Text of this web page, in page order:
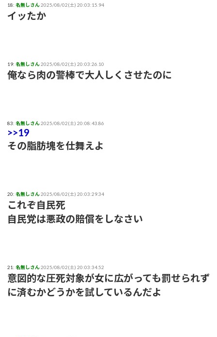
18: 名無しさん2025/08/02(土) 20:03:15.94
イッたか
19: 名無しさん2025/08/02(土) 20:03:26.10
俺なら肉の警棒で大人しくさせたのに
83: 名無しさん2025/08/02(土) 20:08:43.86
>>19
その脂肪塊を仕舞えよ
20: 名無しさん2025/08/02(土) 20:03:29.34
これぞ自民死
自民党は悪政の賠償をしなさい
21: 名無しさん2025/08/02(土) 20:03:34.52
意図的な圧死対象が女に広がっても罰せられず
に済むかどうかを試しているんだよ